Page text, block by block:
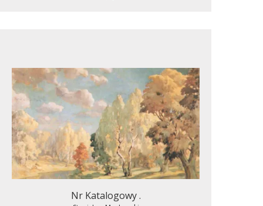
Nr Katalogowy .